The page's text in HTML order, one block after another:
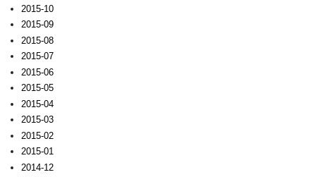
2015-10
2015-09
2015-08
2015-07
2015-06
2015-05
2015-04
2015-03
2015-02
2015-01
2014-12